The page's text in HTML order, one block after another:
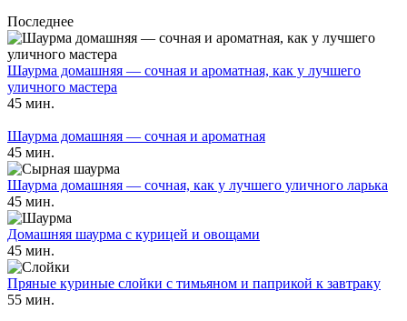
Последнее
Шаурма домашняя — сочная и ароматная, как у лучшего
уличного мастера
45 мин.
Шаурма домашняя — сочная и ароматная
45 мин.
Шаурма домашняя — сочная, как у лучшего уличного ларька
45 мин.
Домашняя шаурма с курицей и овощами
45 мин.
Пряные куриные слойки с тимьяном и паприкой к завтраку
55 мин.